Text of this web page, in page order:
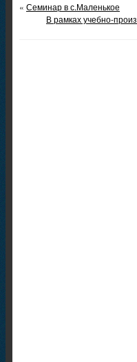
« Семинар в с.Маленькое
В рамках учебно-